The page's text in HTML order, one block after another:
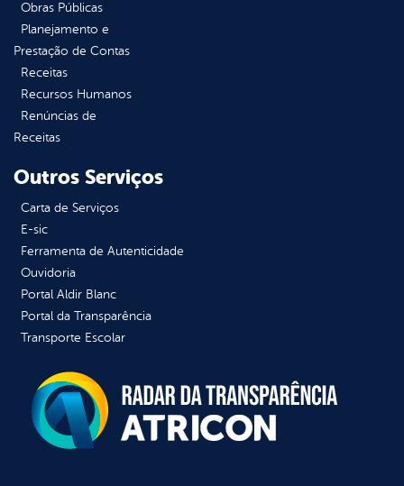
Obras Públicas
Planejamento e
Prestação de Contas
Receitas
Recursos Humanos
Renúncias de
Receitas
Outros Serviços
Carta de Serviços
E-sic
Ferramenta de Autenticidade
Ouvidoria
Portal Aldir Blanc
Portal da Transparência
Transporte Escolar